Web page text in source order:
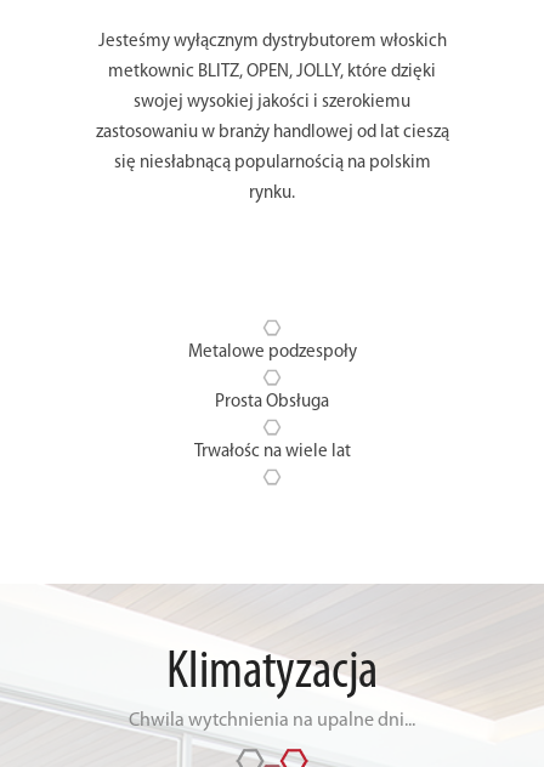
Jesteśmy wyłącznym dystrybutorem włoskich
metkownic BLITZ, OPEN, JOLLY, które dzięki
swojej wysokiej jakości i szerokiemu
zastosowaniu w branży handlowej od lat cieszą
się niesłabnącą popularnością na polskim
rynku.
Metalowe podzespoły
Prosta Obsługa
Trwałośc na wiele lat
Klimatyzacja
Chwila wytchnienia na upalne dni...